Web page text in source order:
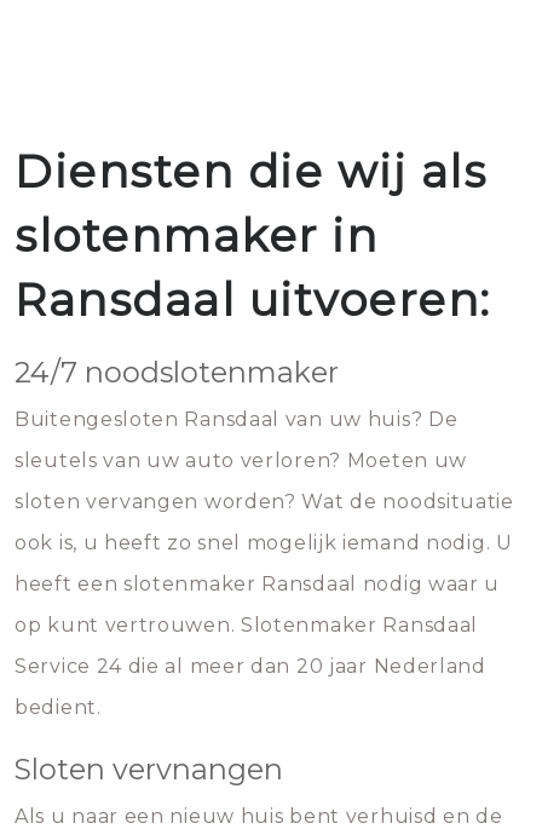
Diensten die wij als
slotenmaker in
Ransdaal uitvoeren:
24/7 noodslotenmaker
Buitengesloten Ransdaal van uw huis? De
sleutels van uw auto verloren? Moeten uw
sloten vervangen worden? Wat de noodsituatie
ook is, u heeft zo snel mogelijk iemand nodig. U
heeft een slotenmaker Ransdaal nodig waar u
op kunt vertrouwen. Slotenmaker Ransdaal
Service 24 die al meer dan 20 jaar Nederland
bedient.
Sloten vervnangen
Als u naar een nieuw huis bent verhuisd en de